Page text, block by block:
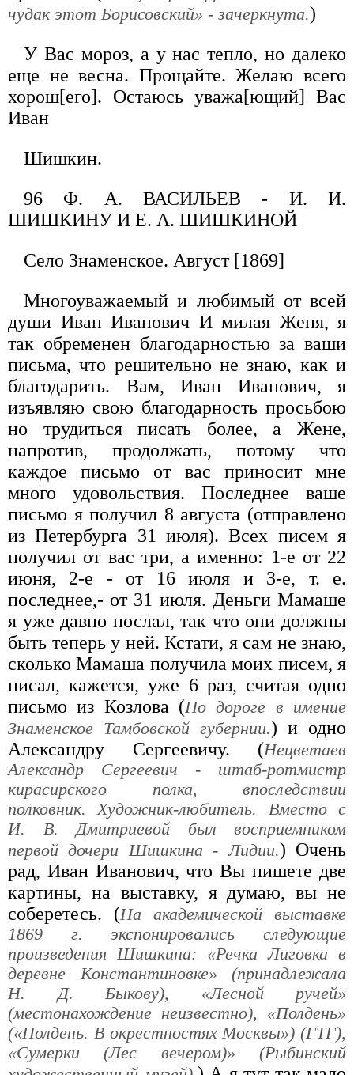
чудак этот Борисовский» - зачеркнута.)
У Вас мороз, а у нас тепло, но далеко
еще не весна. Прощайте. Желаю всего
хорош[его]. Остаюсь уважа[ющий] Вас
Иван
Шишкин.
96 Ф. А. ВАСИЛЬЕВ - И. И.
ШИШКИНУ И Е. А. ШИШКИНОЙ
Село Знаменское. Август [1869]
Многоуважаемый и любимый от всей
души Иван Иванович И милая Женя, я
так обременен благодарностью за ваши
письма, что решительно не знаю, как и
благодарить. Вам, Иван Иванович, я
изъявляю свою благодарность просьбою
но трудиться писать более, а Жене,
напротив, продолжать, потому что
каждое письмо от вас приносит мне
много удовольствия. Последнее ваше
письмо я получил 8 августа (отправлено
из Петербурга 31 июля). Всех писем я
получил от вас три, а именно: 1-е от 22
июня, 2-е - от 16 июля и 3-е, т. е.
последнее,- от 31 июля. Деньги Мамаше
я уже давно послал, так что они должны
быть теперь у ней. Кстати, я сам не знаю,
сколько Мамаша получила моих писем, я
писал, кажется, уже 6 раз, считая одно
письмо из Козлова (По дороге в имение
Знаменское Тамбовской губернии.) и одно
Александру Сергеевичу. (Нецветаев
Александр Сергеевич - штаб-ротмистр
кирасирского полка, впоследствии
полковник. Художник-любитель. Вместо с
И. В. Дмитриевой был восприемником
первой дочери Шишкина - Лидии.) Очень
рад, Иван Иванович, что Вы пишете две
картины, на выставку, я думаю, вы не
соберетесь. (На академической выставке
1869 г. экспонировались следующие
произведения Шишкина: «Речка Лиговка в
деревне Константиновке» (принадлежала
Н. Д. Быкову), «Лесной ручей»
(местонахождение неизвестно), «Полдень»
(«Полдень. В окрестностях Москвы») (ГТГ),
«Сумерки (Лес вечером)» (Рыбинский